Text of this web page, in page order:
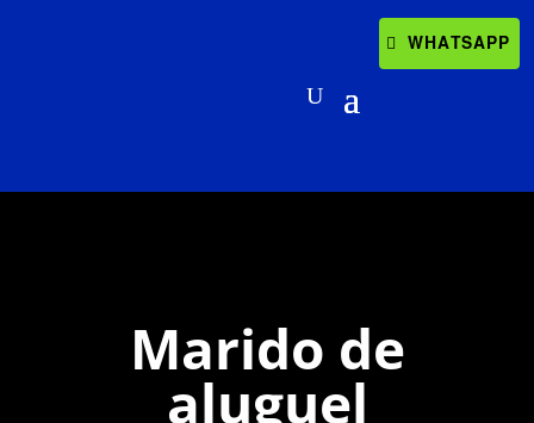
WHATSAPP
Marido de
aluguel